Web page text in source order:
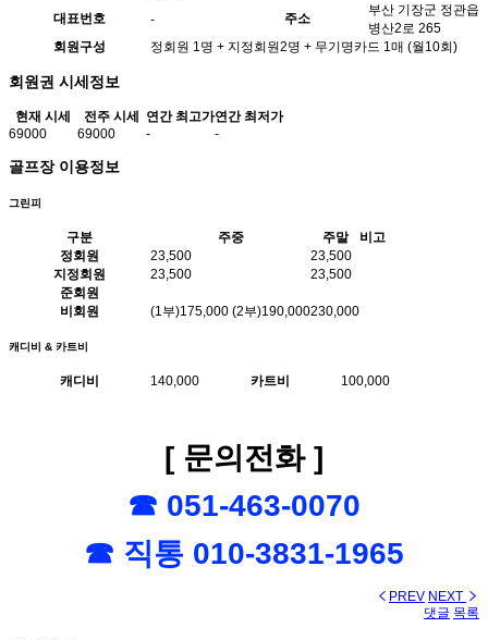
대표번호 - 주소
부산 기장군 정관읍
병산2로 265
회원구성
정회원 1명 + 지정회원2명 + 무기명카드 1매 (월10회)
회원권 시세정보
현재 시세 전주 시세 연간 최고가연간 최저가
69000
69000 - -
골프장 이용정보
그린피
구분 주중 주말
비고
정회원
23,500
23,500
지정회원
23,500
23,500
준회원
비회원
(1부)175,000 (2부)190,000230,000
캐디비 & 카트비
캐디비 140,000 카트비 100,000
[ 문의전화 ]
☎ 051-463-0070
☎ 직통 010-3831-1965
PREV NEXT
댓글 목록